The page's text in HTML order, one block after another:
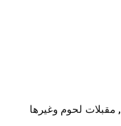
, مقبلات لحوم وغيرها